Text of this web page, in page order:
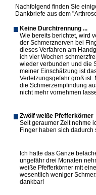
Nachfolgend finden Sie
Dankbriefe aus dem
Keine Durchtrennung ...
Wie bereits berichtet, wird
der Schmerznerven bei
dieses Verfahren am
ich vier Wochen
wieder verbunden und die
meiner Einschätzung ist
Verletzungsgefahr groß ist.
die Schmerzempfindung
nicht mehr vornehmen
Zwölf weiße Pfefferkörner
Seit geraumer Zeit nehme
Finger haben sich dadurch
Ich hatte das Ganze
ungefähr drei Monaten
weiße Pfefferkörner mit
wesentlich weniger
dankbar!